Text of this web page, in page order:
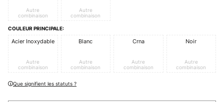
Autre
combinaison
Autre
combinaison
COULEUR PRINCIPALE:
Acier Inoxydable
Autre
combinaison
Blanc
Autre
combinaison
Crna
Autre
combinaison
Noir
Autre
combinaison
Que signifient les statuts ?